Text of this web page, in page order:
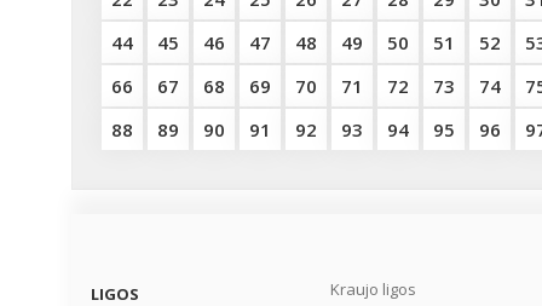
44
45 46 47 48 49 50 51 52
66
67 68 69 70 71 72 73 74
88
89 90 91 92 93 94 95 96
LIGOS
Kraujo ligos